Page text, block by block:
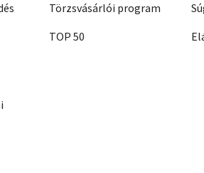
Törzsvásárlói program
TOP 50